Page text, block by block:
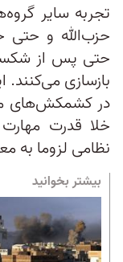
تجربه سایر
حزب‌الله و حتی
حتی پس از
بازسازی
در کشمکش‌های
خلا قدرت مهارت
نظامی لزوما به
بیشتر بخوانید